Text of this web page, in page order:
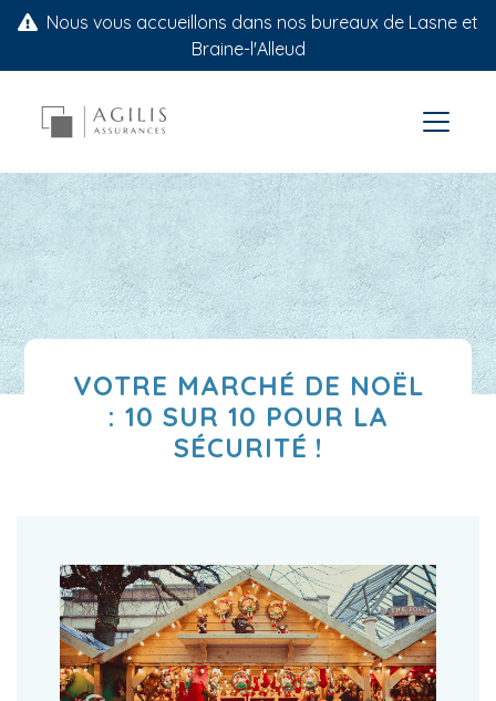
Nous vous accueillons dans nos bureaux de Lasne et
Braine-l'Alleud
VOTRE MARCHÉ DE NOËL
: 10 SUR 10 POUR LA
SÉCURITÉ !